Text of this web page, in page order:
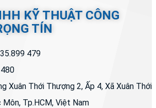
KỸ THUẬT CÔNG
TÍN
479
Xuân Thới Thượng 2, Ấp 4, Xã Xuân Thới
Tp.HCM, Việt Nam